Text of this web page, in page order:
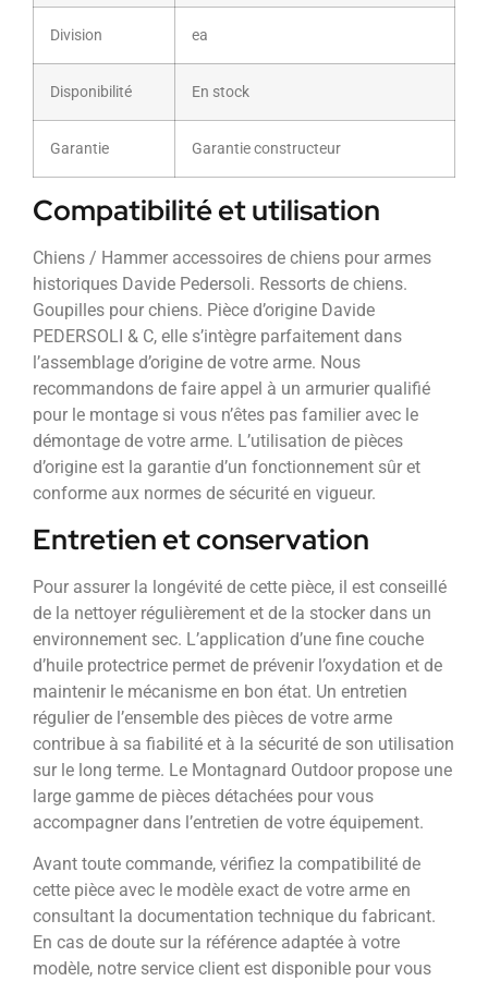
Division ea
Disponibilité En stock
Garantie Garantie constructeur
Compatibilité et utilisation
Chiens / Hammer accessoires de chiens pour armes
historiques Davide Pedersoli. Ressorts de chiens.
Goupilles pour chiens. Pièce d’origine Davide
PEDERSOLI & C, elle s’intègre parfaitement dans
l’assemblage d’origine de votre arme. Nous
recommandons de faire appel à un armurier qualifié
pour le montage si vous n’êtes pas familier avec le
démontage de votre arme. L’utilisation de pièces
d’origine est la garantie d’un fonctionnement sûr et
conforme aux normes de sécurité en vigueur.
Entretien et conservation
Pour assurer la longévité de cette pièce, il est conseillé
de la nettoyer régulièrement et de la stocker dans un
environnement sec. L’application d’une fine couche
d’huile protectrice permet de prévenir l’oxydation et de
maintenir le mécanisme en bon état. Un entretien
régulier de l’ensemble des pièces de votre arme
contribue à sa fiabilité et à la sécurité de son utilisation
sur le long terme. Le Montagnard Outdoor propose une
large gamme de pièces détachées pour vous
accompagner dans l’entretien de votre équipement.
Avant toute commande, vérifiez la compatibilité de
cette pièce avec le modèle exact de votre arme en
consultant la documentation technique du fabricant.
En cas de doute sur la référence adaptée à votre
modèle, notre service client est disponible pour vous